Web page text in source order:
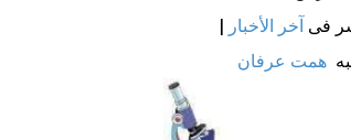
فى آخر الأخبار |
همت عرفان